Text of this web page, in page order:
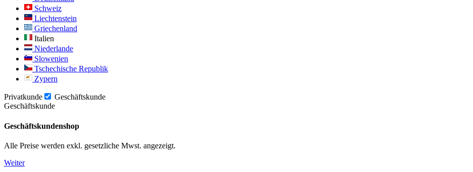
Schweiz
Liechtenstein
Griechenland
Italien
Niederlande
Slowenien
Tschechische Republik
Zypern
Privatkunde
Geschäftskunde
Geschäftskunde
Geschäftskundenshop
Alle Preise werden exkl. gesetzliche Mwst. angezeigt.
Weiter